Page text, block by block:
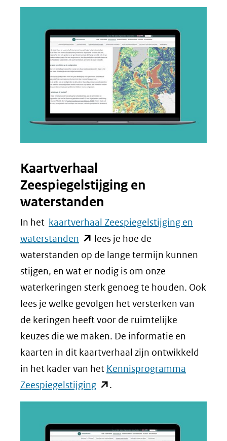
andere
Kaartverhaal
Zeespiegelstijging en
waterstanden
In het kaartverhaal Zeespiegelstijging en
waterstanden (opent
in
nieuw
venster)
(verwijst
naar
een
andere
website)
lees je hoe de
waterstanden op de lange termijn kunnen
stijgen, en wat er nodig is om onze
waterkeringen sterk genoeg te houden. Ook
lees je welke gevolgen het versterken van
de keringen heeft voor de ruimtelijke
keuzes die we maken. De informatie en
kaarten in dit kaartverhaal zijn ontwikkeld
in het kader van het Kennisprogramma
Zeespiegelstijging(opent
in
venster)
.